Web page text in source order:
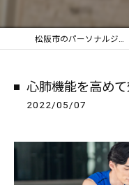
松阪市のパーソナルジムならIGNITE
心肺機能を高め
2022/05/07